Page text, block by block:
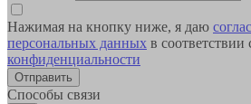
Нажимая на кнопку ниже, я даю
персональных данных в соответствии
конфиденциальности
Способы связи